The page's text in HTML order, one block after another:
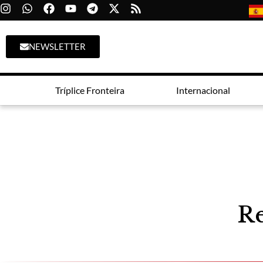
NEWSLETTER
Tríplice Fronteira Internacional